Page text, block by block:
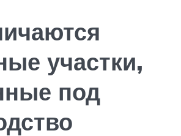
участки,
под